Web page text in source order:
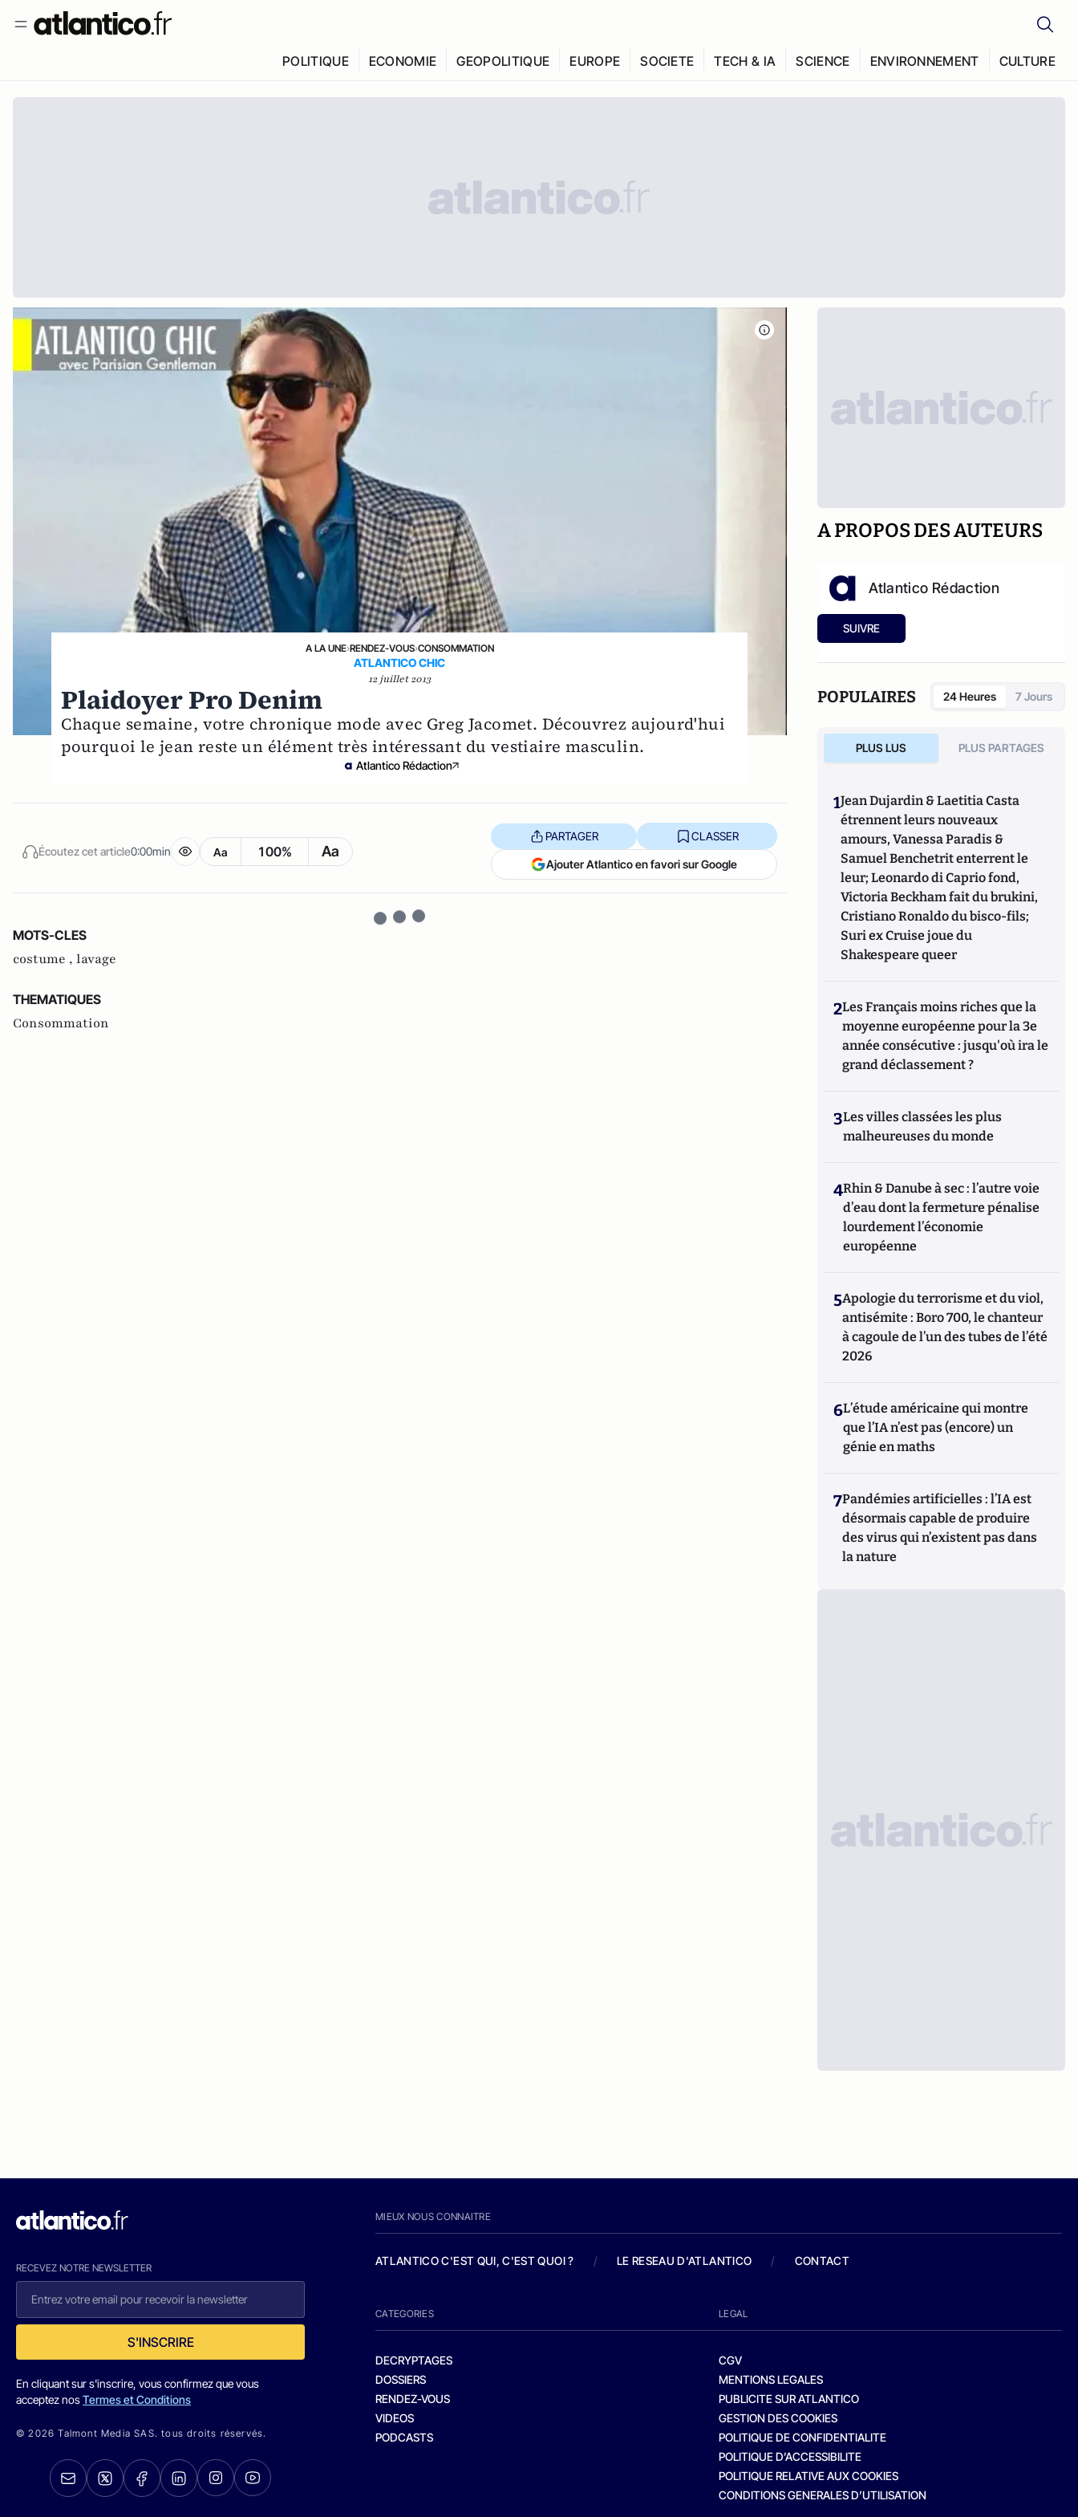
POLITIQUE ECONOMIE GEOPOLITIQUE EUROPE SOCIETE TECH & IA SCIENCE ENVIRONNEMENT CULTURE
A LA UNE›RENDEZ-VOUS›CONSOMMATION
ATLANTICO CHIC
12 juillet 2013
Plaidoyer Pro Denim
Chaque semaine, votre chronique mode avec Greg Jacomet. Découvrez aujourd'hui
pourquoi le jean reste un élément très intéressant du vestiaire masculin.
Atlantico Rédaction
Écoutez cet article0:00min Aa 100% Aa
PARTAGER CLASSER
Ajouter Atlantico en favori sur Google
MOTS-CLES
costume , lavage
THEMATIQUES
Consommation
A PROPOS DES AUTEURS
Atlantico Rédaction
SUIVRE
POPULAIRES 24 Heures 7 Jours
PLUS LUS PLUS PARTAGES
1Jean Dujardin & Laetitia Casta
étrennent leurs nouveaux
amours, Vanessa Paradis &
Samuel Benchetrit enterrent le
leur; Leonardo di Caprio fond,
Victoria Beckham fait du brukini,
Cristiano Ronaldo du bisco-fils;
Suri ex Cruise joue du
Shakespeare queer
2Les Français moins riches que la
moyenne européenne pour la 3e
année consécutive : jusqu'où ira le
grand déclassement ?
3Les villes classées les plus
malheureuses du monde
4Rhin & Danube à sec : l’autre voie
d’eau dont la fermeture pénalise
lourdement l’économie
européenne
5Apologie du terrorisme et du viol,
antisémite : Boro 700, le chanteur
à cagoule de l’un des tubes de l’été
2026
6L’étude américaine qui montre
que l’IA n’est pas (encore) un
génie en maths
7Pandémies artificielles : l’IA est
désormais capable de produire
des virus qui n’existent pas dans
la nature
RECEVEZ NOTRE NEWSLETTER
S'INSCRIRE
En cliquant sur s'inscrire, vous confirmez que vous
acceptez nosTermes et Conditions
© 2026 Talmont Media SAS. tous droits réservés.
MIEUX NOUS CONNAITRE
ATLANTICO C'EST QUI, C'EST QUOI ? / LE RESEAU D'ATLANTICO / CONTACT
CATEGORIES
DECRYPTAGES
DOSSIERS
RENDEZ-VOUS
VIDEOS
PODCASTS
LEGAL
CGV
MENTIONS LEGALES
PUBLICITE SUR ATLANTICO
GESTION DES COOKIES
POLITIQUE DE CONFIDENTIALITE
POLITIQUE D’ACCESSIBILITE
POLITIQUE RELATIVE AUX COOKIES
CONDITIONS GENERALES D’UTILISATION